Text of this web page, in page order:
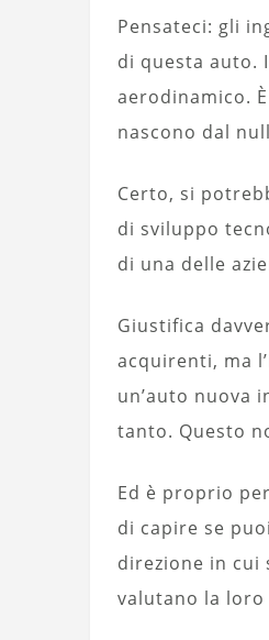
Pensateci: gli
di questa auto.
aerodinamico.
nascono dal
Certo, si
di sviluppo
di una delle
Giustifica
acquirenti, ma
un’auto nuova
tanto. Questo
Ed è proprio
di capire se
direzione in cui
valutano la